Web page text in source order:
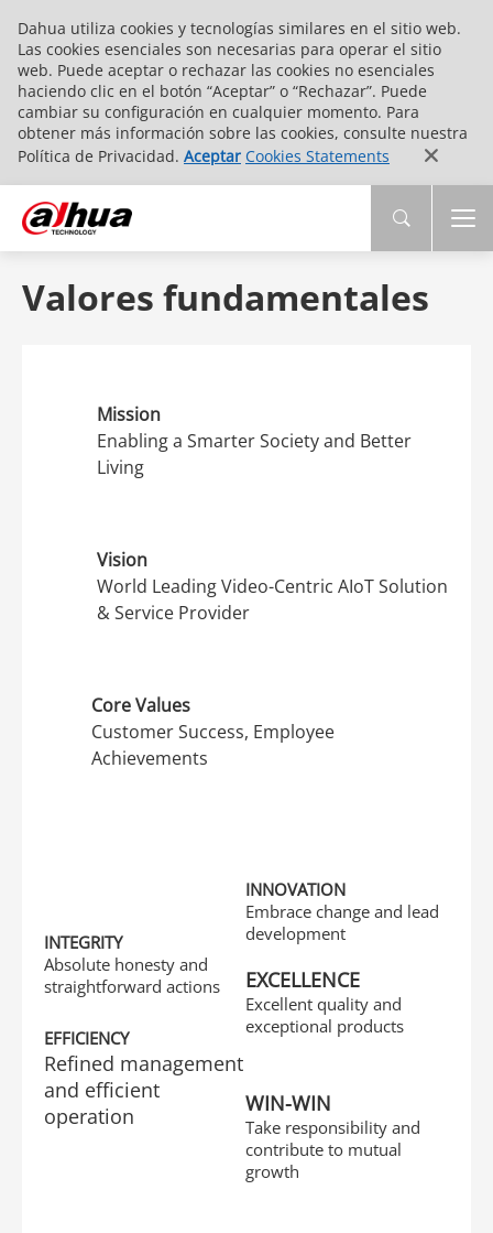
Dahua utiliza cookies y tecnologías similares en el sitio web.
Las cookies esenciales son necesarias para operar el sitio
web. Puede aceptar o rechazar las cookies no esenciales
haciendo clic en el botón “Aceptar” o “Rechazar”. Puede
cambiar su configuración en cualquier momento. Para
obtener más información sobre las cookies, consulte nuestra
Política de Privacidad. Aceptar Cookies Statements
Valores fundamentales
Mission
Enabling a Smarter Society and Better
Living
Vision
World Leading Video-Centric AIoT Solution
& Service Provider
Core Values
Customer Success, Employee
Achievements
INTEGRITY
Absolute honesty and
straightforward actions
EFFICIENCY
Refined management
and efficient
operation
INNOVATION
Embrace change and lead
development
EXCELLENCE
Excellent quality and
exceptional products
WIN-WIN
Take responsibility and
contribute to mutual
growth